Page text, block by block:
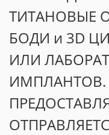
ТИТАНОВЫЕ
БОДИ и 3D
ИЛИ
ИМПЛАНТОВ.